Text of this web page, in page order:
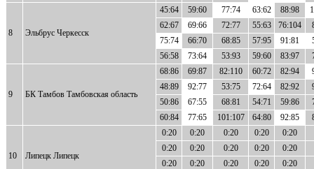
8 Эльбрус Черкесск
45:64 59:60 77:74 63:62 88:98
62:67
69:66 72:77 55:63 76:104
75:74
66:70 68:85 57:95 91:81
56:58
73:64 53:93 59:60 83:97
9 БК Тамбов Тамбовcкая область
68:86 69:87 82:110 60:72 82:94
48:89
92:77 53:75 72:64 82:92
50:86
67:55 68:81 54:71 59:86
60:84
77:65 101:107 64:80 92:85
10 Липецк Липецк
0:20 0:20 0:20 0:20 0:20
0:20
0:20 0:20 0:20 0:20
0:20
0:20 0:20 0:20 0:20